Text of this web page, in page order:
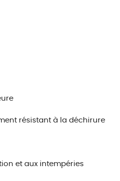
résistant à la déchirure
et aux intempéries